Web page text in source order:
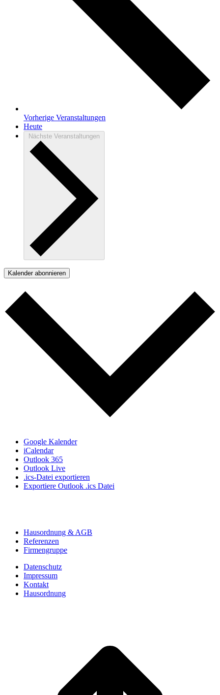
Vorherige Veranstaltungen
Heute
Nächste Veranstaltungen
Kalender abonnieren
Google Kalender
iCalendar
Outlook 365
Outlook Live
.ics-Datei exportieren
Exportiere Outlook .ics Datei
Hausordnung & AGB
Referenzen
Firmengruppe
Datenschutz
Impressum
Kontakt
Hausordnung